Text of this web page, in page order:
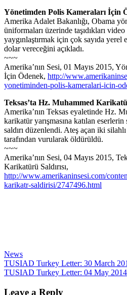
Yönetimden Polis Kameraları İçin
Amerika Adalet Bakanlığı, Obama
üniformaları üzerinde taşıdıkları video
yaygınlaştırmak için çok sayıda
dolar vereceğini açıkladı.
~~~
Amerika’nın Sesi, 01 Mayıs 2015,
İçin Ödenek, http://
yonetiminden-polis-kameralari-icin-
Teksas’ta Hz. Muhammed
Amerika’nın Teksas eyaletinde Hz.
karikatür yarışmasına katılan
saldırı düzenlendi. Ateş açan iki
tarafından vurularak öldürüldü.
~~~
Amerika’nın Sesi, 04 Mayıs 2015,
Karikatürü Saldırısı,
http://www.amerikaninsesi.com/
karikatr-saldirisi/2747496.html
News
Post
navigation
TUSIAD Turkey Letter: 30 March
TUSIAD Turkey Letter: 04 May 2014
Leave a Reply